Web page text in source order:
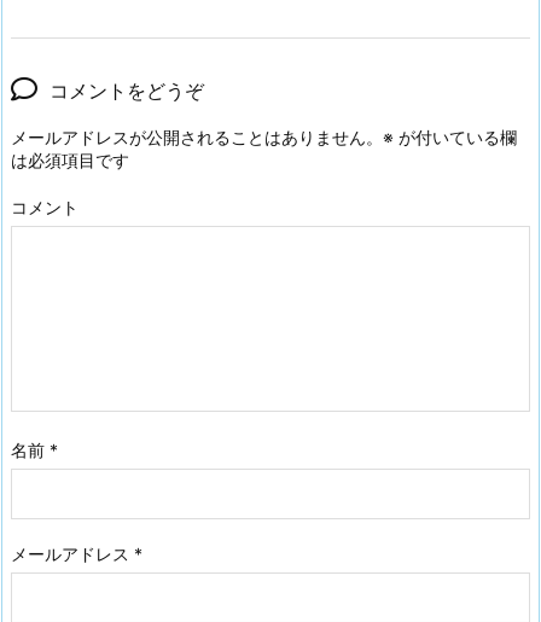
コメントをどうぞ
メールアドレスが公開されることはありません。 ※ が付いている欄
は必須項目です
コメント
名前 *
メールアドレス *